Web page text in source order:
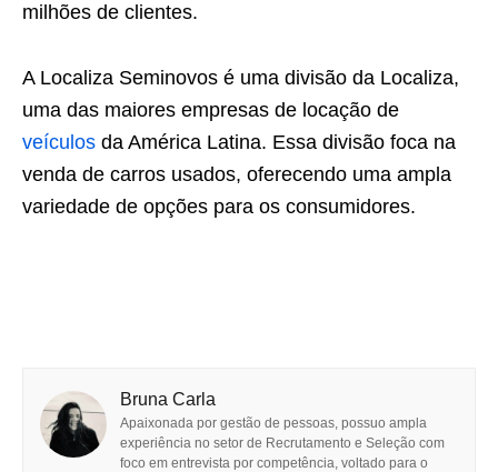
milhões de clientes.
A Localiza Seminovos é uma divisão da Localiza,
uma das maiores empresas de locação de
veículos da América Latina. Essa divisão foca na
venda de carros usados, oferecendo uma ampla
variedade de opções para os consumidores.
Bruna Carla
Apaixonada por gestão de pessoas, possuo ampla
experiência no setor de Recrutamento e Seleção com
foco em entrevista por competência, voltado para o